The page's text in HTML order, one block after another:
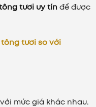
tươi uy tín để được
tươi so với
mức giá khác nhau.